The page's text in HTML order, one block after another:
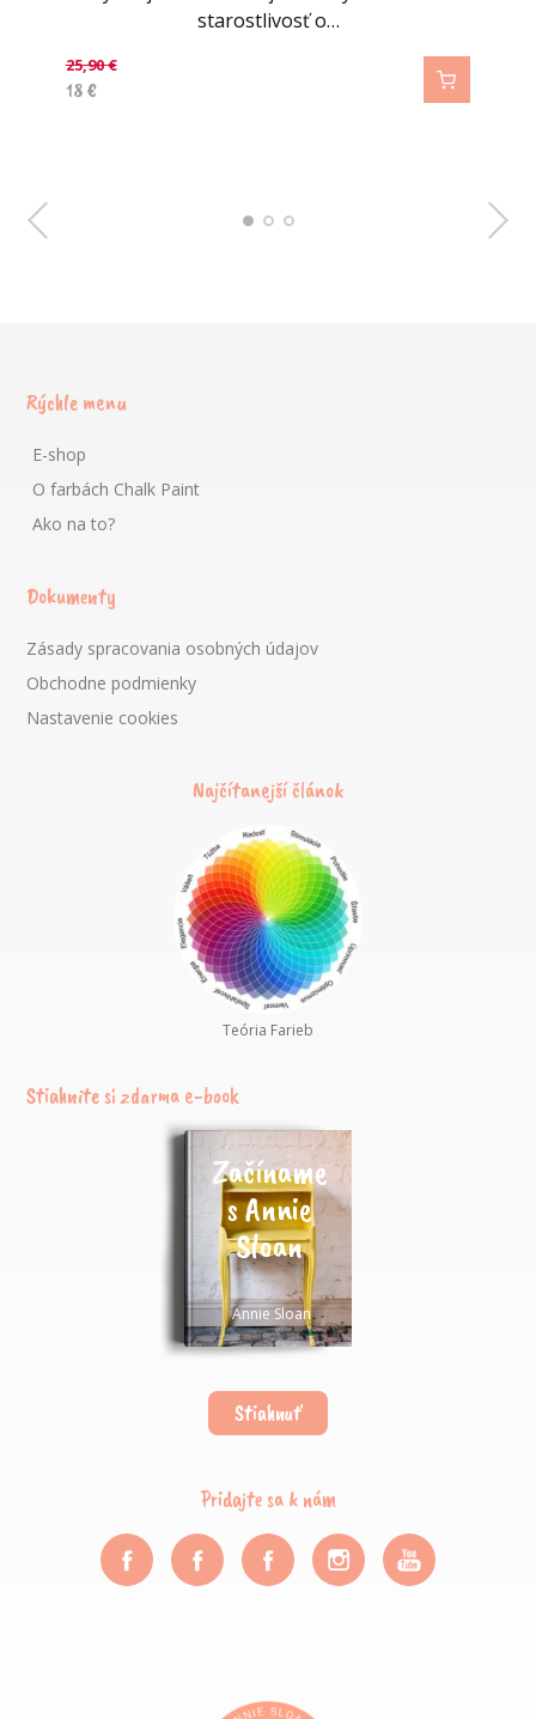
starostlivosť o…
25,90€
18€
starostlivosť o…
25,90€
18€
starostlivosť o…
od8,20
od6€
Rýchle menu
E-shop
O farbách Chalk Paint
Ako na to?
Dokumenty
Zásady spracovania osobných údajov
Obchodne podmienky
Nastavenie cookies
Najčítanejší článok
Teória Farieb
Stiahnite si zdarma e-book
Začíname
s Annie
Sloan
Annie Sloan
Stiahnuť
Pridajte sa k nám